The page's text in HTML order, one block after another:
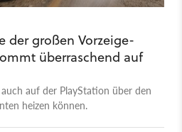
der großen Vorzeige-
überraschend auf
auf der PlayStation über den
heizen können.